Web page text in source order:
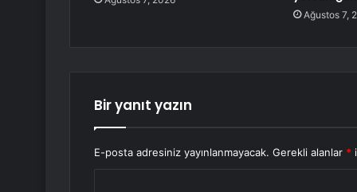
Ağustos 7,
Bir yanıt yazın
E-posta adresiniz yayınlanmayacak. Gerekli alanlar *